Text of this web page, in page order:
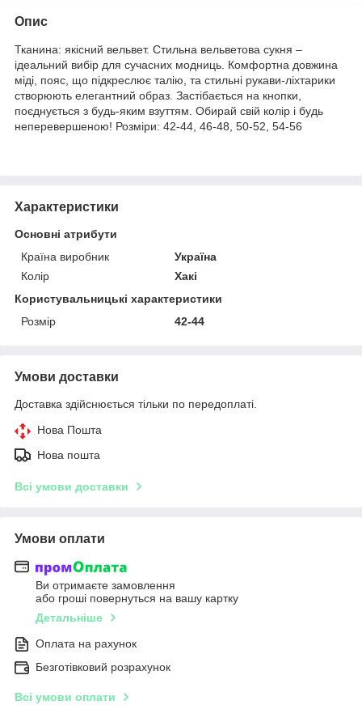
Опис
Тканина: якісний вельвет. Стильна вельветова сукня –
ідеальний вибір для сучасних модниць. Комфортна довжина
міді, пояс, що підкреслює талію, та стильні рукави-ліхтарики
створюють елегантний образ. Застібається на кнопки,
поєднується з будь-яким взуттям. Обирай свій колір і будь
неперевершеною! Розміри: 42-44, 46-48, 50-52, 54-56
Характеристики
Основні атрибути
Країна виробник
Україна
Колір
Хакі
Користувальницькі характеристики
Розмір
42-44
Умови доставки
Доставка здійснюється тільки по передоплаті.
Нова Пошта
Нова пошта
Всі умови доставки
Умови оплати
Ви отримаєте замовлення
або гроші повернуться на вашу картку
Детальніше
Оплата на рахунок
Безготівковий розрахунок
Всі умови оплати